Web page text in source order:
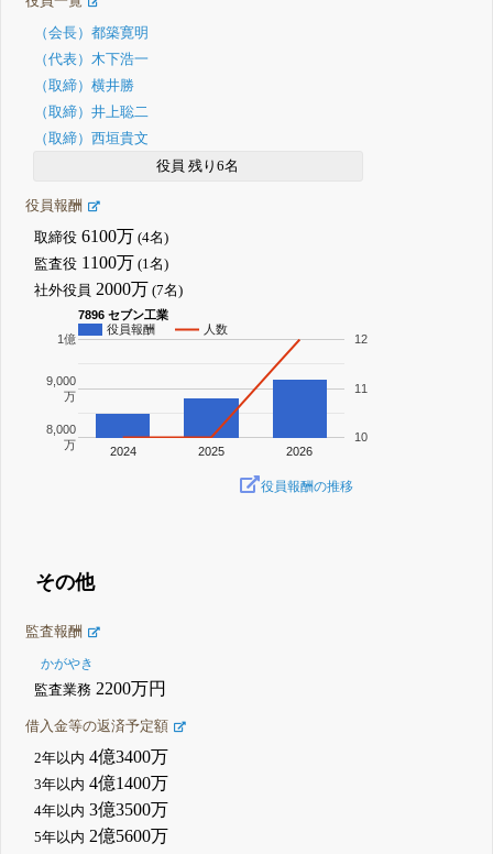
（会長）都築寛明
（代表）木下浩一
（取締）横井勝
（取締）井上聡二
（取締）西垣貴文
役員 残り6名
役員報酬
取締役 6100万 (4名)
監査役 1100万 (1名)
社外役員 2000万 (7名)
7896 セブン工業
役員報酬
人数
2024 2025 2026
8,000
万
9,000
万
1億
10
11
12
役員報酬の推移
その他
監査報酬
かがやき
監査業務 2200万円
借入金等の返済予定額
2年以内 4億3400万
3年以内 4億1400万
4年以内 3億3500万
5年以内 2億5600万